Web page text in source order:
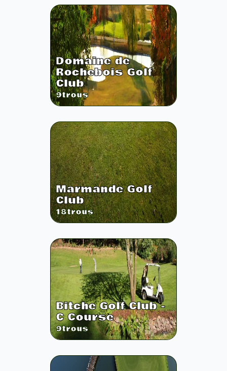
Domaine de
Rochebois Golf
Club
9trous
Marmande Golf
Club
18trous
Bitche Golf Club -
C Course
9trous